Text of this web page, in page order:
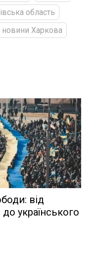
область
новини Харкова
від
українського